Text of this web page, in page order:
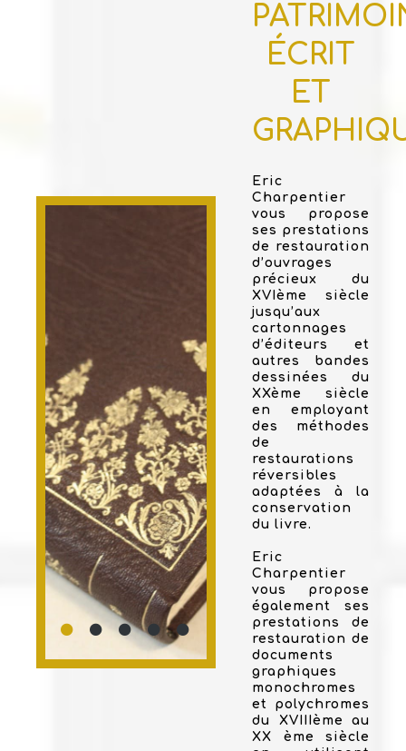
ÉCRIT
ET
Eric
Charpentier
vous propose
ses prestations
de restauration
d’ouvrages
précieux du
XVIème siècle
jusqu’aux
cartonnages
d’éditeurs et
autres bandes
dessinées du
XXème siècle
en employant
des méthodes
de
restaurations
réversibles
adaptées à la
conservation
du livre.
Eric
Charpentier
vous propose
également ses
prestations de
restauration de
documents
graphiques
monochromes
et polychromes
du XVIIIème au
XX ème siècle